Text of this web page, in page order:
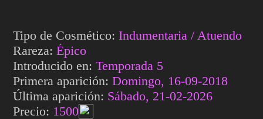
Tipo de Cosmético:Indumentaria / Atuendo
Rareza:Épico
Introducido en:Temporada 5
Primera aparición:Domingo, 16-09-2018
Última aparición: Sábado, 21-02-2026
Precio: 1500